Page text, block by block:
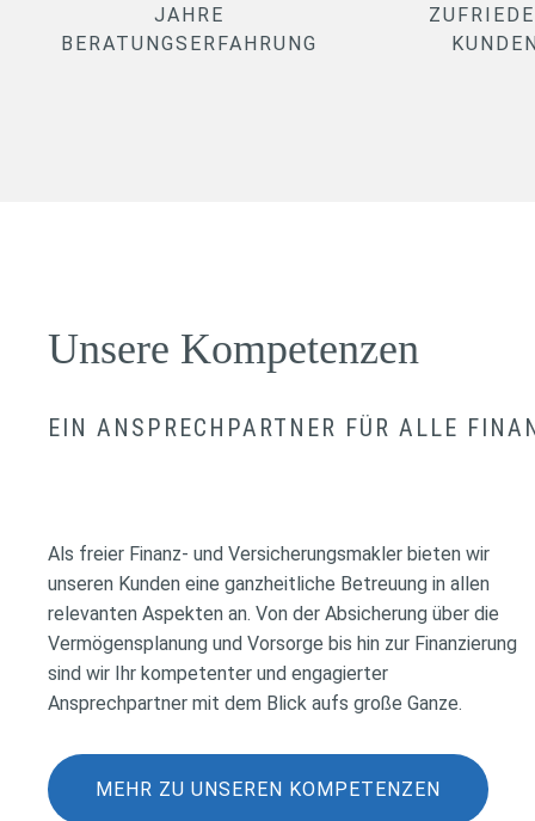
JAHRE
BERATUNGSERFAHRUNG
Unsere Kompetenzen
EIN ANSPRECHPARTNER FÜR ALLE
Als freier Finanz- und Versicherungsmakler bieten wir
unseren Kunden eine ganzheitliche Betreuung in allen
relevanten Aspekten an. Von der Absicherung über die
Vermögensplanung und Vorsorge bis hin zur Finanzierung
sind wir Ihr kompetenter und engagierter
Ansprechpartner mit dem Blick aufs große Ganze.
MEHR ZU UNSEREN KOMPETENZEN